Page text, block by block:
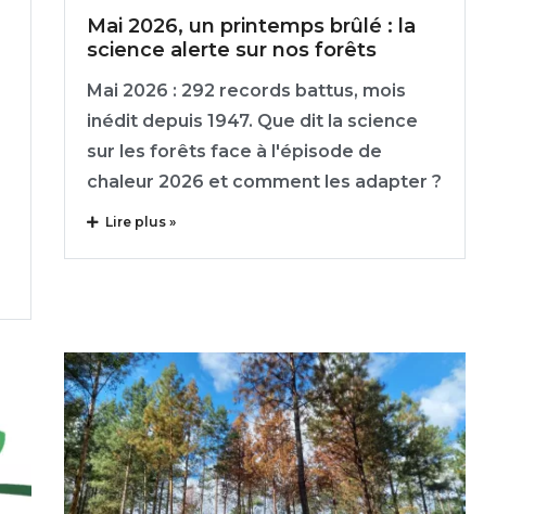
Mai 2026, un printemps brûlé : la
science alerte sur nos forêts
Mai 2026 : 292 records battus, mois
inédit depuis 1947. Que dit la science
sur les forêts face à l'épisode de
chaleur 2026 et comment les adapter ?
Lire plus »